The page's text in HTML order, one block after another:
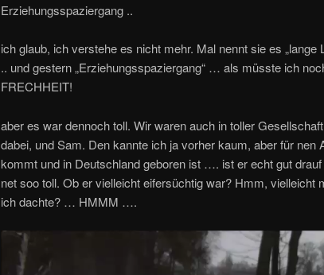
Erziehungsspaziergang ..
ich glaub, ich verstehe es nicht mehr. Mal nennt sie es „lange
.. und gestern „Erziehungsspaziergang“ … als müsste ich
FRECHHEIT!
aber es war dennoch toll. Wir waren auch in toller
dabei, und Sam. Den kannte ich ja vorher kaum, aber für nen
kommt und in Deutschland geboren ist …. ist er echt gut
net soo toll. Ob er vielleicht eifersüchtig war? Hmm, vielleicht
ich dachte? … HMMM ….
Video-
Player